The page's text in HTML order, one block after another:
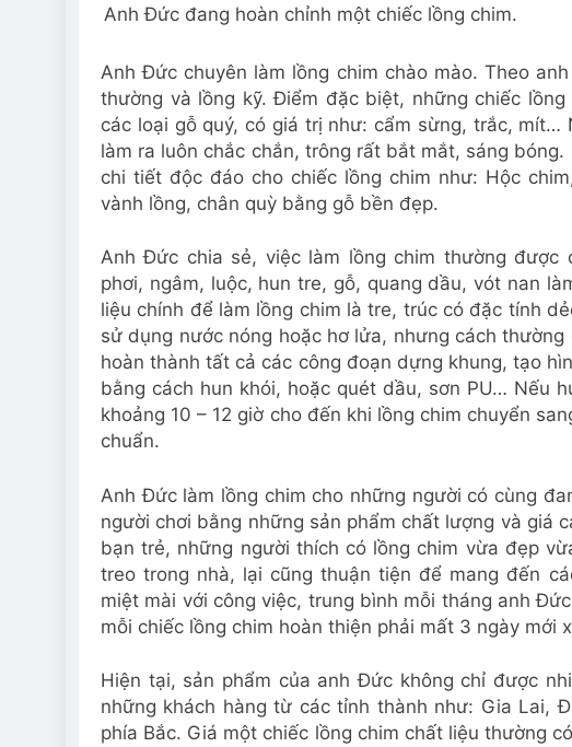
Anh Đức đang hoàn chỉnh một chiếc lồng chim.
Anh Đức chuyên làm lồng chim chào mào. Theo
thường và lồng kỹ. Điểm đặc biệt, những chiếc
các loại gỗ quý, có giá trị như: cẩm sừng, trắc,
làm ra luôn chắc chắn, trông rất bắt mắt, sáng
chi tiết độc đáo cho chiếc lồng chim như: Hộc
vành lồng, chân quỳ bằng gỗ bền đẹp.
Anh Đức chia sẻ, việc làm lồng chim thường được
phơi, ngâm, luộc, hun tre, gỗ, quang dầu, vót nan
liệu chính để làm lồng chim là tre, trúc có đặc tính
sử dụng nước nóng hoặc hơ lửa, nhưng cách
hoàn thành tất cả các công đoạn dựng khung, tạo
bằng cách hun khói, hoặc quét dầu, sơn PU… Nếu
khoảng 10 – 12 giờ cho đến khi lồng chim chuyển
chuẩn.
Anh Đức làm lồng chim cho những người có cùng
người chơi bằng những sản phẩm chất lượng và giá
bạn trẻ, những người thích có lồng chim vừa đẹp
treo trong nhà, lại cũng thuận tiện để mang đến
miệt mài với công việc, trung bình mỗi tháng anh
mỗi chiếc lồng chim hoàn thiện phải mất 3 ngày mới
Hiện tại, sản phẩm của anh Đức không chỉ được
những khách hàng từ các tỉnh thành như: Gia Lai,
phía Bắc. Giá một chiếc lồng chim chất liệu thường